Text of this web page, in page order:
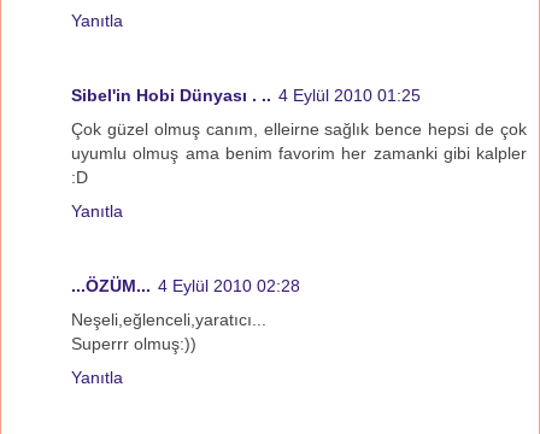
Yanıtla
Sibel'in Hobi Dünyası . .. 4 Eylül 2010 01:25
Çok güzel olmuş canım, elleirne sağlık bence hepsi de çok
uyumlu olmuş ama benim favorim her zamanki gibi kalpler
:D
Yanıtla
...ÖZÜM... 4 Eylül 2010 02:28
Neşeli,eğlenceli,yaratıcı...
Superrr olmuş:))
Yanıtla